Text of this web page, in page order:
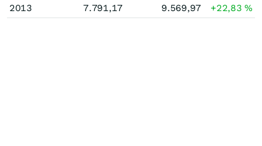
2013
7.791,17 9.569,97 +22,83%